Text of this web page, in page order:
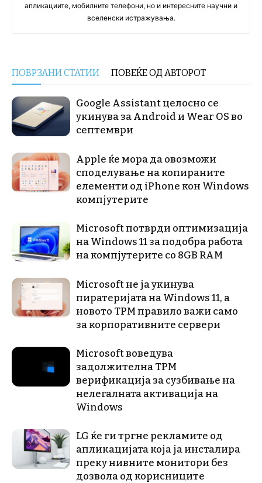
апликациите, мобилните телефони, но и интересните научни и
вселенски истражувања.
ПОВРЗАНИ СТАТИИ ПОВЕЌЕ ОД АВТОРОТ
Google Assistant целосно се
укинува за Android и Wear OS во
септември
Apple ќе мора да овозможи
споделување на копираните
елементи од iPhone кон Windows
компјутерите
Microsoft потврди оптимизација
на Windows 11 за подобра работа
на компјутерите со 8GB RAM
Microsoft не ја укинува
пиратеријата на Windows 11, а
новото TPM правило важи само
за корпоративните сервери
Microsoft воведува
задолжителна TPM
верификација за сузбивање на
нелегалната активација на
Windows
LG ќе ги тргне рекламите од
апликацијата која ја инсталира
преку нивните монитори без
дозвола од корисниците